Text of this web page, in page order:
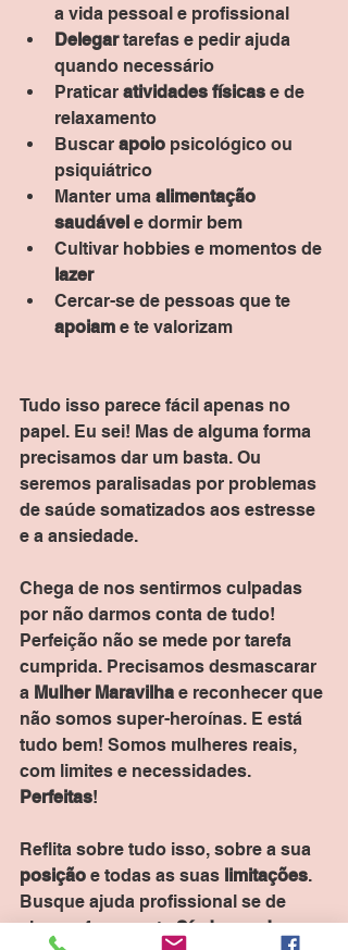
a vida pessoal e profissional
Delegar tarefas e pedir ajuda
quando necessário
Praticar atividades físicas e de
relaxamento
Buscar apoio psicológico ou
psiquiátrico
Manter uma alimentação
saudável e dormir bem
Cultivar hobbies e momentos de
lazer
Cercar-se de pessoas que te
apoiam e te valorizam
Tudo isso parece fácil apenas no
papel. Eu sei! Mas de alguma forma
precisamos dar um basta. Ou
seremos paralisadas por problemas
de saúde somatizados aos estresse
e a ansiedade.
Chega de nos sentirmos culpadas
por não darmos conta de tudo!
Perfeição não se mede por tarefa
cumprida. Precisamos desmascarar
a Mulher Maravilha e reconhecer que
não somos super-heroínas. E está
tudo bem! Somos mulheres reais,
com limites e necessidades.
Perfeitas!
Reflita sobre tudo isso, sobre a sua
posição e todas as suas limitações.
Busque ajuda profissional se de
alguma forma esta Síndrome da